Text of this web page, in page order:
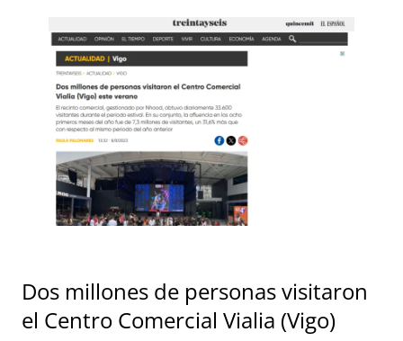
Dos millones de personas visitaron
el Centro Comercial Vialia (Vigo)